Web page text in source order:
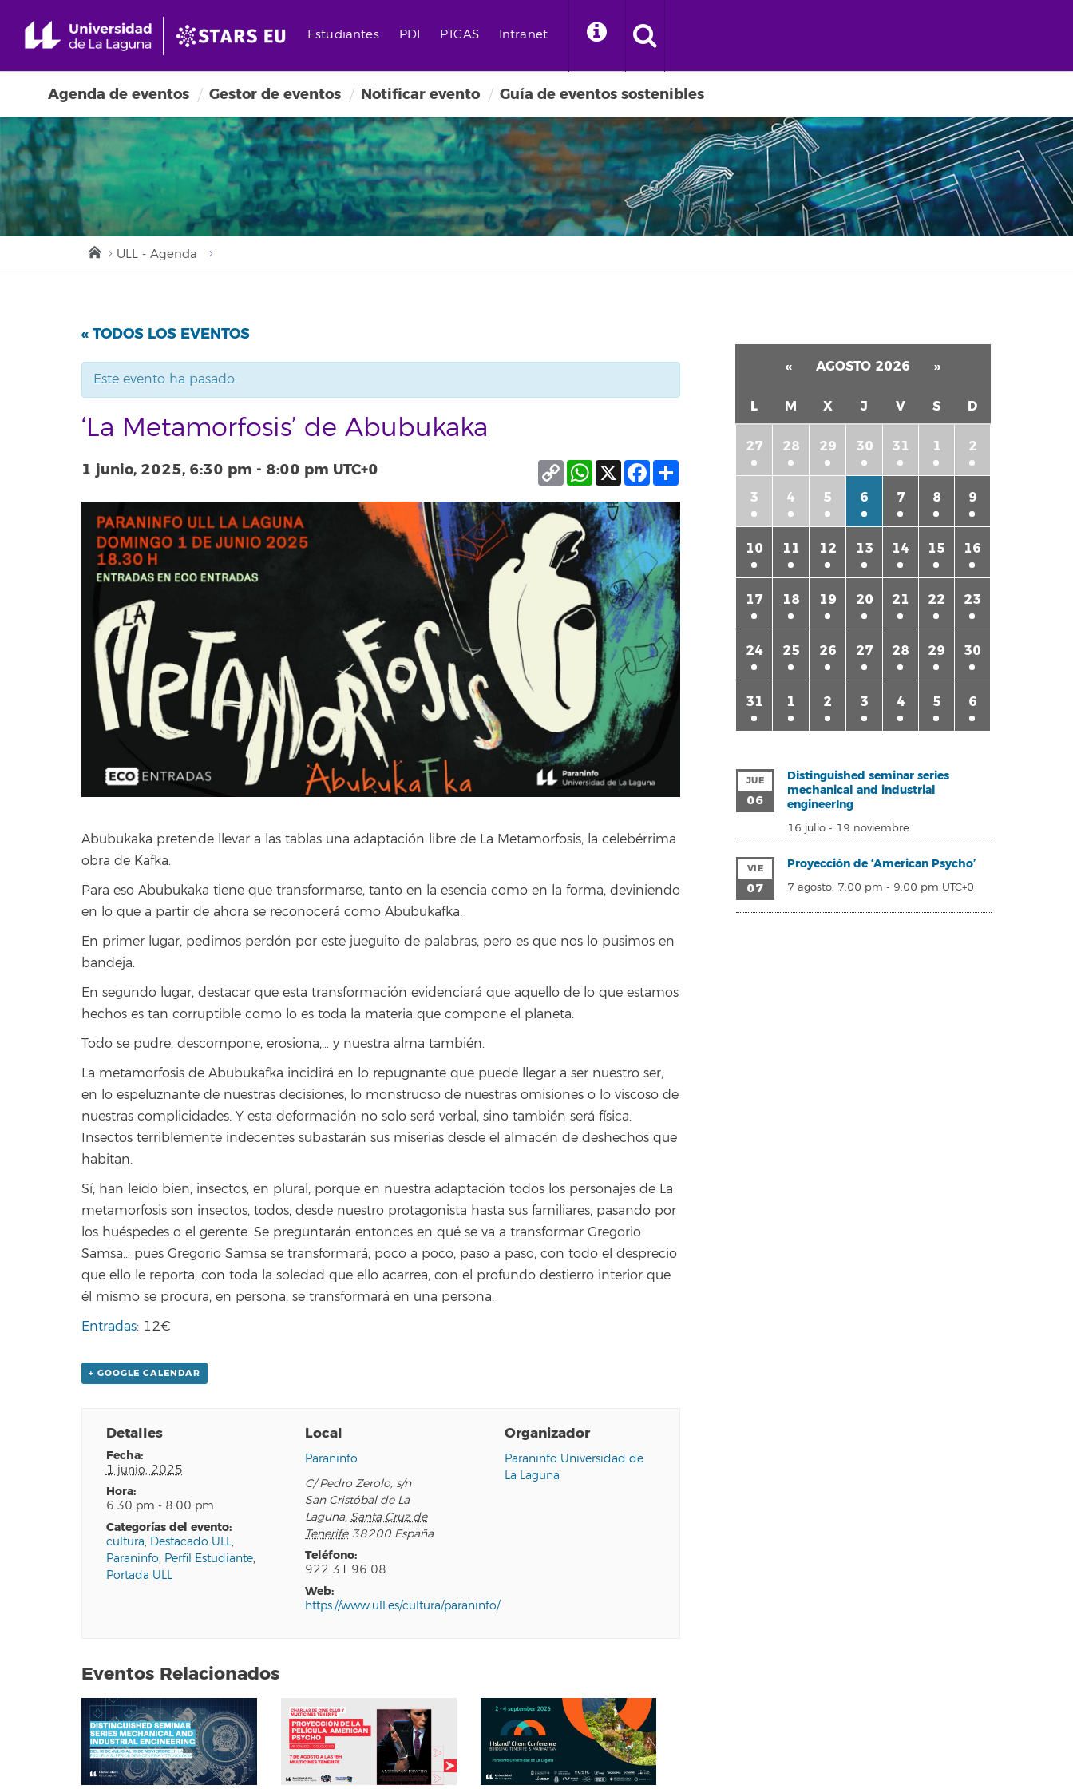
Estudiantes PDI PTGAS Intranet
Agenda de eventos Gestor de eventos Notificar evento Guía de eventos sostenibles
ULL - Agenda
« TODOS LOS EVENTOS
Este evento ha pasado.
‘La Metamorfosis’ de Abubukaka
1 junio, 2025, 6:30 pm - 8:00 pm UTC+0 Facebook
X
WhatsApp
Copy
Link
Abubukaka pretende llevar a las tablas una adaptación libre de La Metamorfosis, la celebérrima
obra de Kafka.
Para eso Abubukaka tiene que transformarse, tanto en la esencia como en la forma, deviniendo
en lo que a partir de ahora se reconocerá como Abubukafka.
En primer lugar, pedimos perdón por este jueguito de palabras, pero es que nos lo pusimos en
bandeja.
En segundo lugar, destacar que esta transformación evidenciará que aquello de lo que estamos
hechos es tan corruptible como lo es toda la materia que compone el planeta.
Todo se pudre, descompone, erosiona,… y nuestra alma también.
La metamorfosis de Abubukafka incidirá en lo repugnante que puede llegar a ser nuestro ser,
en lo espeluznante de nuestras decisiones, lo monstruoso de nuestras omisiones o lo viscoso de
nuestras complicidades. Y esta deformación no solo será verbal, sino también será física.
Insectos terriblemente indecentes subastarán sus miserias desde el almacén de deshechos que
habitan.
Sí, han leído bien, insectos, en plural, porque en nuestra adaptación todos los personajes de La
metamorfosis son insectos, todos, desde nuestro protagonista hasta sus familiares, pasando por
los huéspedes o el gerente. Se preguntarán entonces en qué se va a transformar Gregorio
Samsa… pues Gregorio Samsa se transformará, poco a poco, paso a paso, con todo el desprecio
que ello le reporta, con toda la soledad que ello acarrea, con el profundo destierro interior que
él mismo se procura, en persona, se transformará en una persona.
Entradas: 12€
+ GOOGLE CALENDAR
Detalles
fecha:
1 junio, 2025
hora:
6:30 pm - 8:00 pm
categorías del evento:
cultura, Destacado ULL,
Paraninfo, Perfil Estudiante,
Portada ULL
Local
Paraninfo
C/ Pedro Zerolo, s/n
San Cristóbal de La
Laguna, Santa Cruz de
Tenerife 38200 España
teléfono:
922 31 96 08
web:
https://www.ull.es/cultura/paraninfo/
Organizador
Paraninfo Universidad de
La Laguna
Eventos Relacionados
« AGOSTO 2026 »
L M X J V S D
27 28 29 30 31 1 2
3 4 5 6 7 8 9
10 11 12 13 14 15 16
17 18 19 20 21 22 23
24 25 26 27 28 29 30
31 1 2 3 4 5 6
JUE
06
Distinguished seminar series
mechanical and industrial
engineerIng
16 julio - 19 noviembre
VIE
07
Proyección de ‘American Psycho’
7 agosto, 7:00 pm - 9:00 pm UTC+0